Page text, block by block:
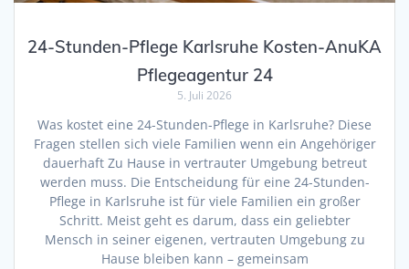
24-Stunden-Pflege Karlsruhe Kosten-AnuKA
Pflegeagentur 24
5. Juli 2026
Was kostet eine 24-Stunden-Pflege in Karlsruhe? Diese
Fragen stellen sich viele Familien wenn ein Angehöriger
dauerhaft Zu Hause in vertrauter Umgebung betreut
werden muss. Die Entscheidung für eine 24-Stunden-
Pflege in Karlsruhe ist für viele Familien ein großer
Schritt. Meist geht es darum, dass ein geliebter
Mensch in seiner eigenen, vertrauten Umgebung zu
Hause bleiben kann – gemeinsam